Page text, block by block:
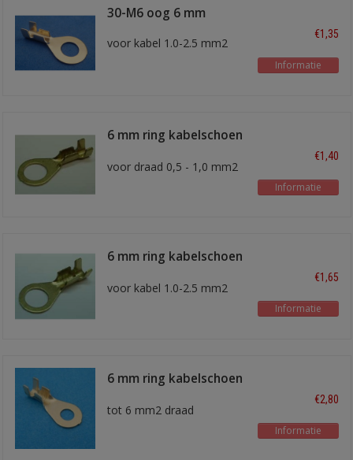
30-M6 oog 6 mm
voor kabel 1.0-2.5 mm2
€1,35
Informatie
6 mm ring kabelschoen
voor draad 0,5 - 1,0 mm2
€1,40
Informatie
6 mm ring kabelschoen
voor kabel 1.0-2.5 mm2
€1,65
Informatie
6 mm ring kabelschoen
tot 6 mm2 draad
€2,80
Informatie